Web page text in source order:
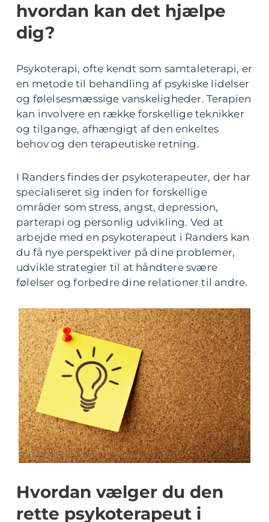
hvordan kan det hjælpe
dig?
Psykoterapi, ofte kendt som samtaleterapi, er
en metode til behandling af psykiske lidelser
og følelsesmæssige vanskeligheder. Terapien
kan involvere en række forskellige teknikker
og tilgange, afhængigt af den enkeltes
behov og den terapeutiske retning.
I Randers findes der psykoterapeuter, der har
specialiseret sig inden for forskellige
områder som stress, angst, depression,
parterapi og personlig udvikling. Ved at
arbejde med en psykoterapeut i Randers kan
du få nye perspektiver på dine problemer,
udvikle strategier til at håndtere svære
følelser og forbedre dine relationer til andre.
Hvordan vælger du den
rette psykoterapeut i